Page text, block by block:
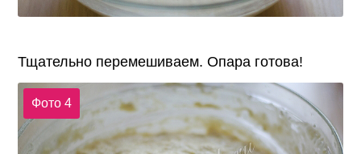
Тщательно перемешиваем. Опара готова!
Фото 4